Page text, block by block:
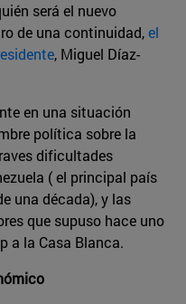
será el nuevo
de una continuidad,el
, Miguel Díaz-
en una situación
política sobre la
dificultades
( el principal país
una década), y las
que supuso hace uno
a la Casa Blanca.